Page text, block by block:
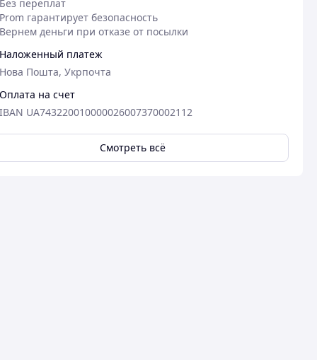
Без переплат
Prom гарантирует безопасность
Вернем деньги при отказе от посылки
Наложенный платеж
Нова Пошта, Укрпочта
Оплата на счет
IBAN UA743220010000026007370002112
Смотреть всё